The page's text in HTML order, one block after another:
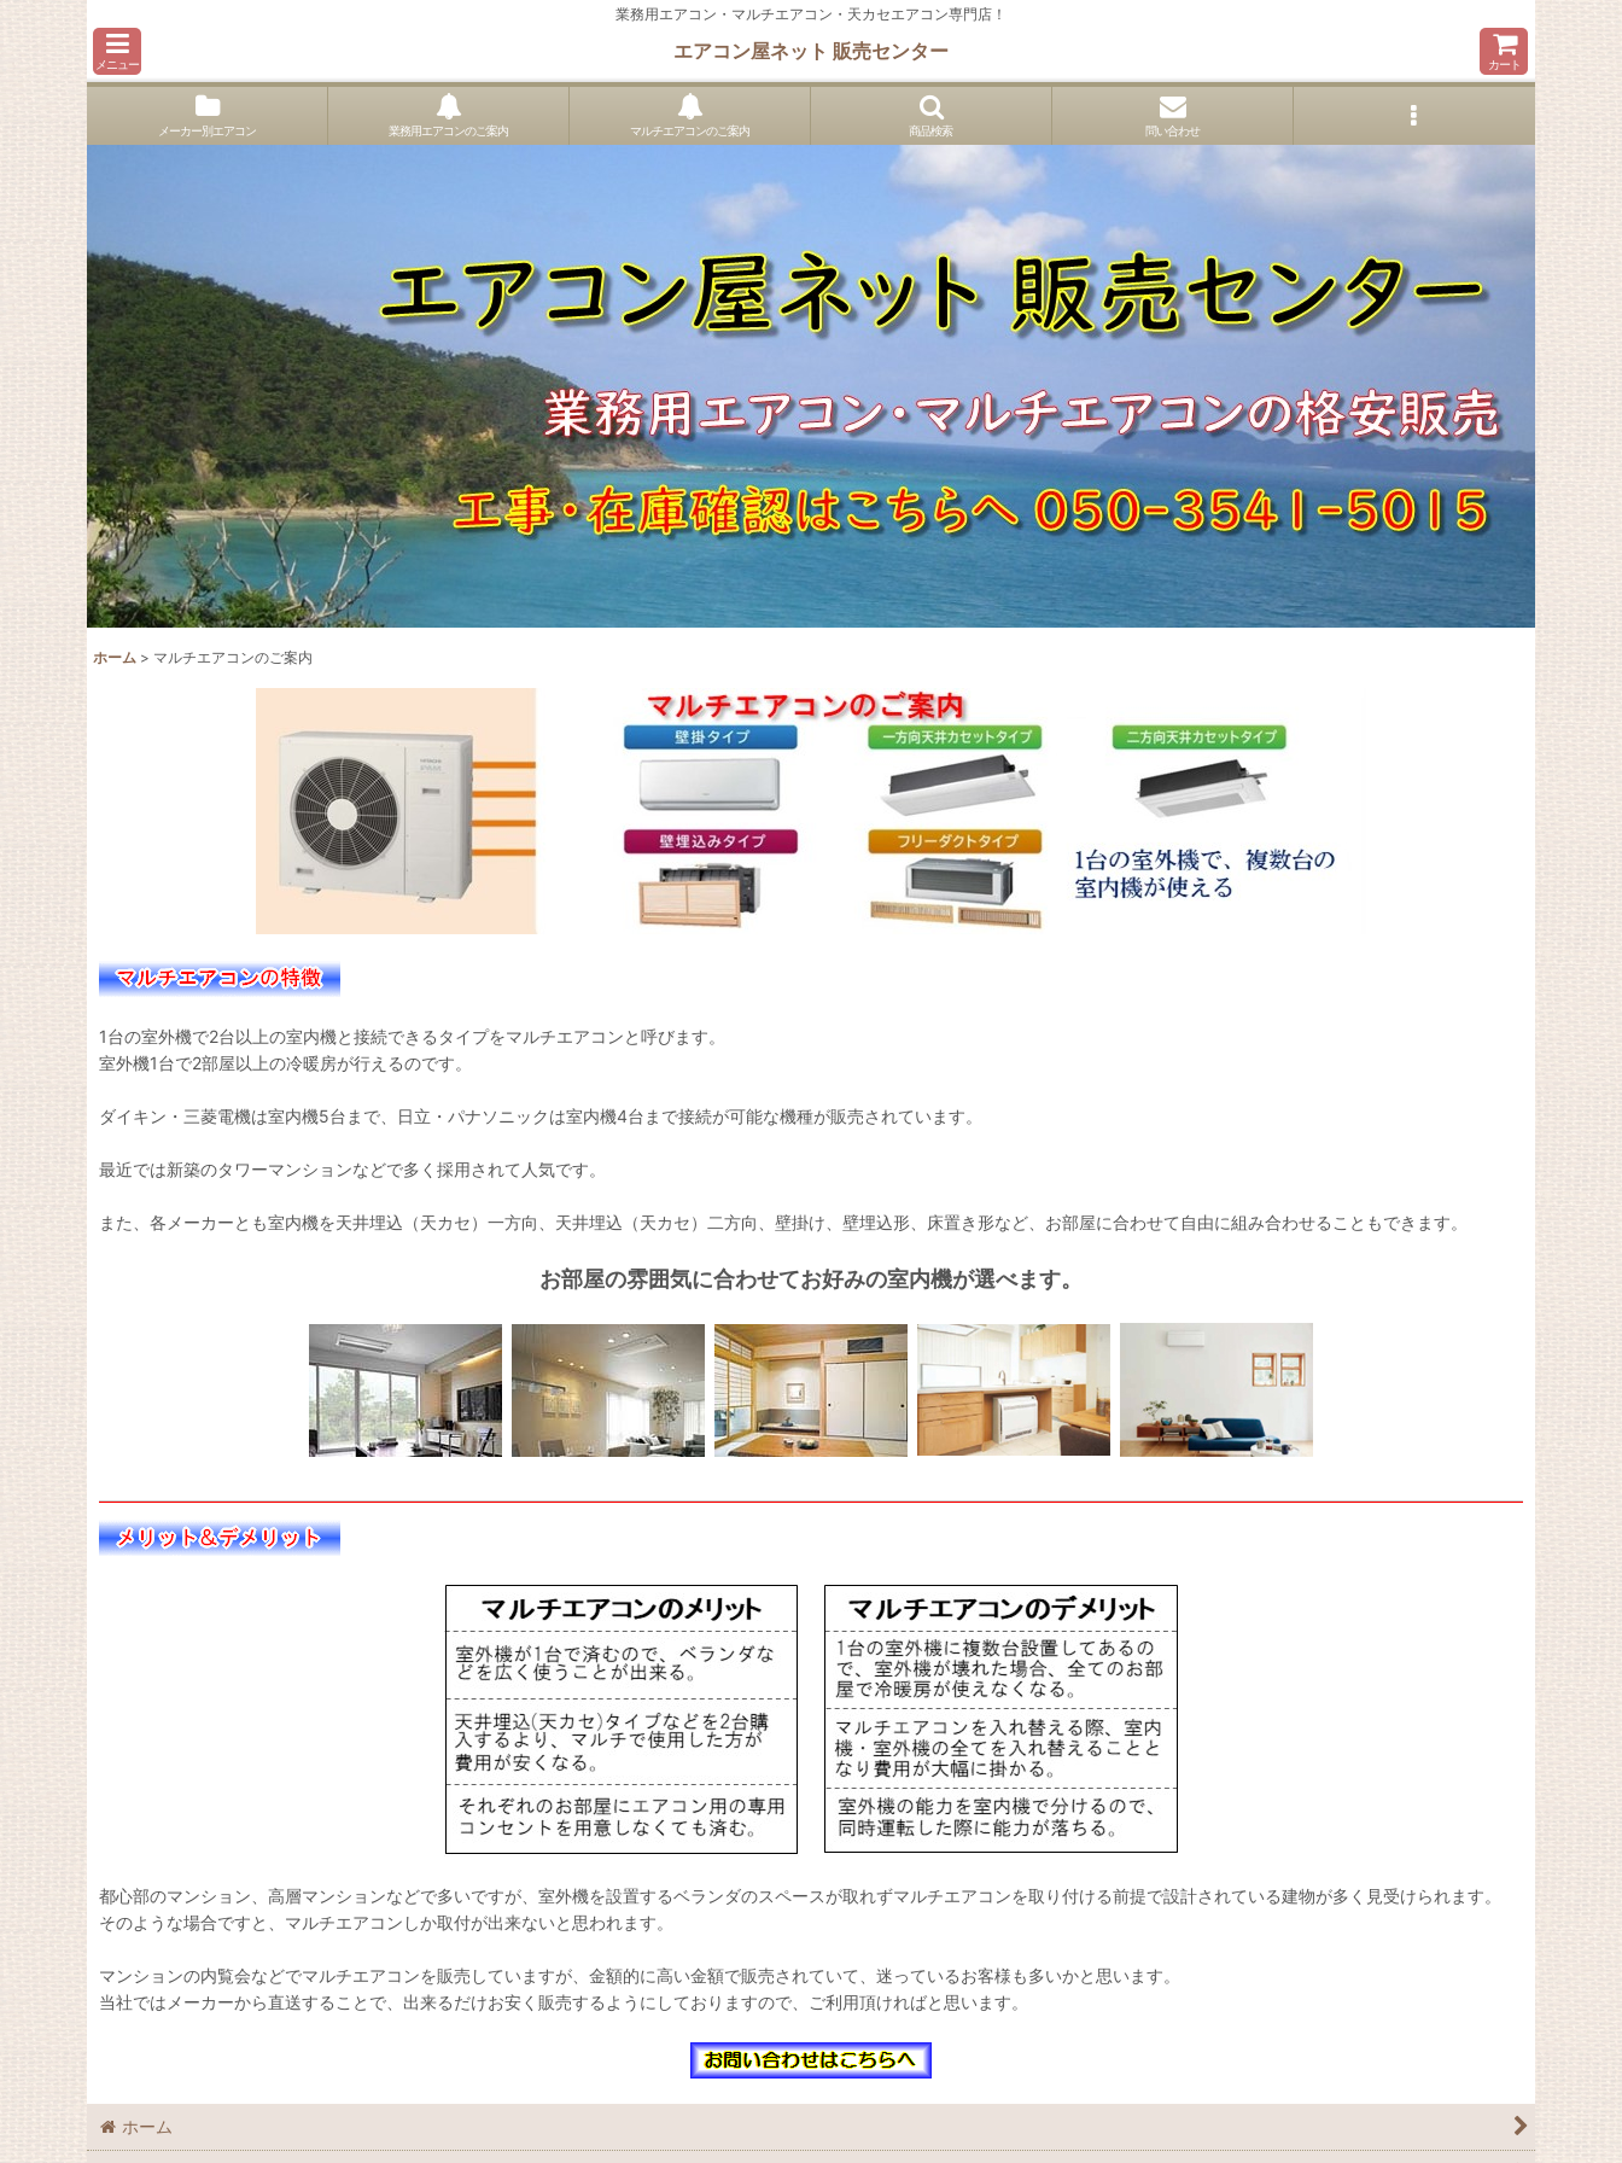
業務用エアコン・マルチエアコン・天カセエアコン専門店！
メニュー
エアコン屋ネット 販売センター
カート
メーカー別エアコン 業務用エアコンのご案内 マルチエアコンのご案内 商品検索 問い合わせ
ホーム > マルチエアコンのご案内
1台の室外機で2台以上の室内機と接続できるタイプをマルチエアコンと呼びます。
室外機1台で2部屋以上の冷暖房が行えるのです。
ダイキン・三菱電機は室内機5台まで、日立・パナソニックは室内機4台まで接続が可能な機種が販売されています。
最近では新築のタワーマンションなどで多く採用されて人気です。
また、各メーカーとも室内機を天井埋込（天カセ）一方向、天井埋込（天カセ）二方向、壁掛け、壁埋込形、床置き形など、お部屋に合わせて自由に組み合わせることもできます。
お部屋の雰囲気に合わせてお好みの室内機が選べます。
都心部のマンション、高層マンションなどで多いですが、室外機を設置するベランダのスペースが取れずマルチエアコンを取り付ける前提で設計されている建物が多く見受けられます。
そのような場合ですと、マルチエアコンしか取付が出来ないと思われます。
マンションの内覧会などでマルチエアコンを販売していますが、金額的に高い金額で販売されていて、迷っているお客様も多いかと思います。
当社ではメーカーから直送することで、出来るだけお安く販売するようにしておりますので、ご利用頂ければと思います。
ホーム